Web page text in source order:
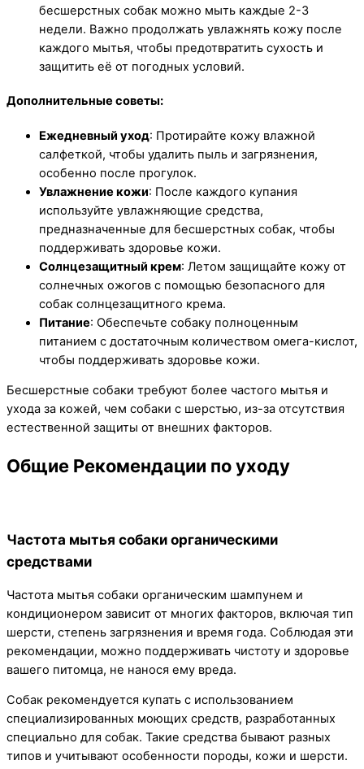
бесшерстных собак можно мыть каждые 2-3
недели. Важно продолжать увлажнять кожу после
каждого мытья, чтобы предотвратить сухость и
защитить её от погодных условий.
Дополнительные советы:
Ежедневный уход: Протирайте кожу влажной
салфеткой, чтобы удалить пыль и загрязнения,
особенно после прогулок.
Увлажнение кожи: После каждого купания
используйте увлажняющие средства,
предназначенные для бесшерстных собак, чтобы
поддерживать здоровье кожи.
Солнцезащитный крем: Летом защищайте кожу от
солнечных ожогов с помощью безопасного для
собак солнцезащитного крема.
Питание: Обеспечьте собаку полноценным
питанием с достаточным количеством омега-кислот,
чтобы поддерживать здоровье кожи.
Бесшерстные собаки требуют более частого мытья и
ухода за кожей, чем собаки с шерстью, из-за отсутствия
естественной защиты от внешних факторов.
Общие Рекомендации по уходу
Частота мытья собаки органическими
средствами
Частота мытья собаки органическим шампунем и
кондиционером зависит от многих факторов, включая тип
шерсти, степень загрязнения и время года. Соблюдая эти
рекомендации, можно поддерживать чистоту и здоровье
вашего питомца, не нанося ему вреда.
Собак рекомендуется купать с использованием
специализированных моющих средств, разработанных
специально для собак. Такие средства бывают разных
типов и учитывают особенности породы, кожи и шерсти.